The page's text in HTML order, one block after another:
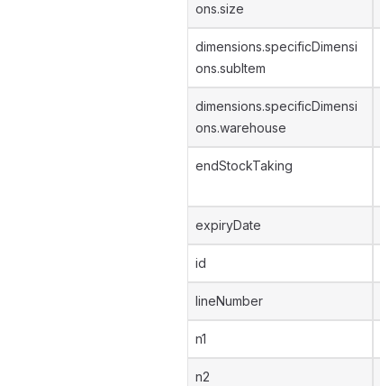
ons.size
dimensions.specificDimensi
ons.subItem
dimensions.specificDimensi
ons.warehouse
endStockTaking
expiryDate
id
lineNumber
n1
n2